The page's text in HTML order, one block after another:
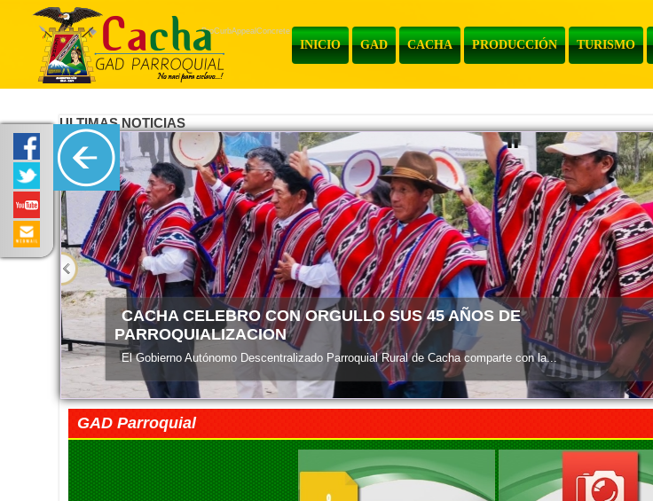
INICIO GAD CACHA PRODUCCIÓN TURISMO
ProCurbAppealConcrete
ULTIMAS NOTICIAS
ENTREGA DE MATERIALES
El Gobierno Autónomo Descentralizado Parroquial Rural de Cacha informa a la...
GAD Parroquial